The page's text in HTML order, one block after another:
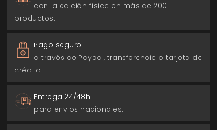
con la edición física en más de 200
productos.
Pago seguro
a través de Paypal, transferencia o tarjeta de
crédito.
Entrega 24/48h
para envios nacionales.